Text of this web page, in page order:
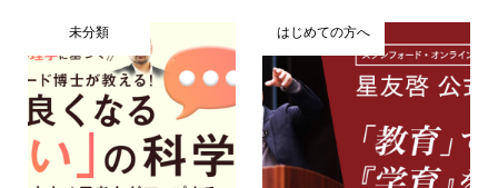
未分類 はじめての方へ